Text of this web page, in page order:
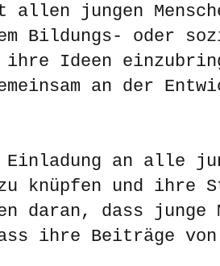
allen jungen
Bildungs- oder
ihre Ideen
an der
an alle
knüpfen und ihre
daran, dass junge
ihre Beiträge von